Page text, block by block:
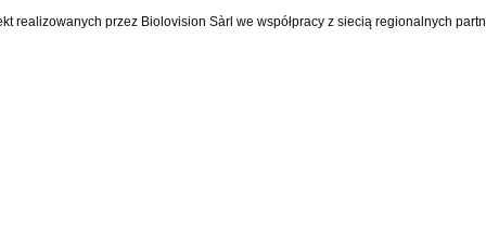
realizowanych przez Biolovision Sàrl we współpracy z siecią regionalnych